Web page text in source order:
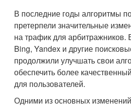
В последние годы алгоритмы
претерпели значительные
на трафик для арбитражников.
Bing, Yandex и другие
продолжили улучшать свои
обеспечить более
для пользователей.
Одними из основных